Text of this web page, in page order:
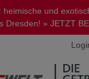
heimische und
Dresden! » JETZT